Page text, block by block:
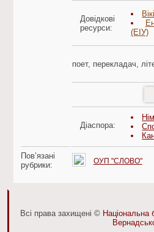
Довідкові
ресурси:
(ЕІУ)
поет, перекладач,
Діаспора:
Пов’язані
рубрики:
ОУП "СЛОВО"
Всі права захищені © Національна